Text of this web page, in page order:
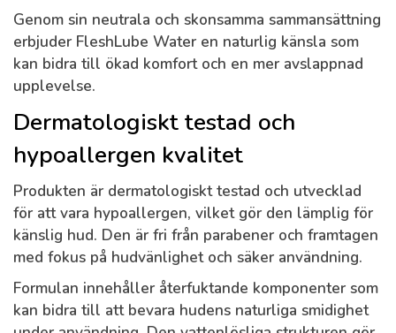
Genom sin neutrala och skonsamma sammansättning
erbjuder FleshLube Water en naturlig känsla som
kan bidra till ökad komfort och en mer avslappnad
upplevelse.
Dermatologiskt testad och
hypoallergen kvalitet
Produkten är dermatologiskt testad och utvecklad
för att vara hypoallergen, vilket gör den lämplig för
känslig hud. Den är fri från parabener och framtagen
med fokus på hudvänlighet och säker användning.
Formulan innehåller återfuktande komponenter som
kan bidra till att bevara hudens naturliga smidighet